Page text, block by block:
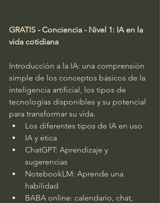
GRATIS - Conciencia - Nivel 1: IA en la
vida cotidiana
Introducción a la IA: una comprensión
simple de los conceptos básicos de la
inteligencia artificial, los tipos de
tecnologías disponibles y su potencial
para transformar su vida.
Los diferentes tipos de IA en uso
IA y ética
ChatGPT: Aprendizaje y
sugerencias
NotebookLM: Aprende una
habilidad
BABA online: calendario, chat,